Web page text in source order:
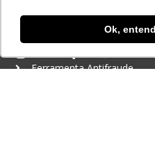
Ok,
contato@lec.com.br
Ferramenta Antifraude